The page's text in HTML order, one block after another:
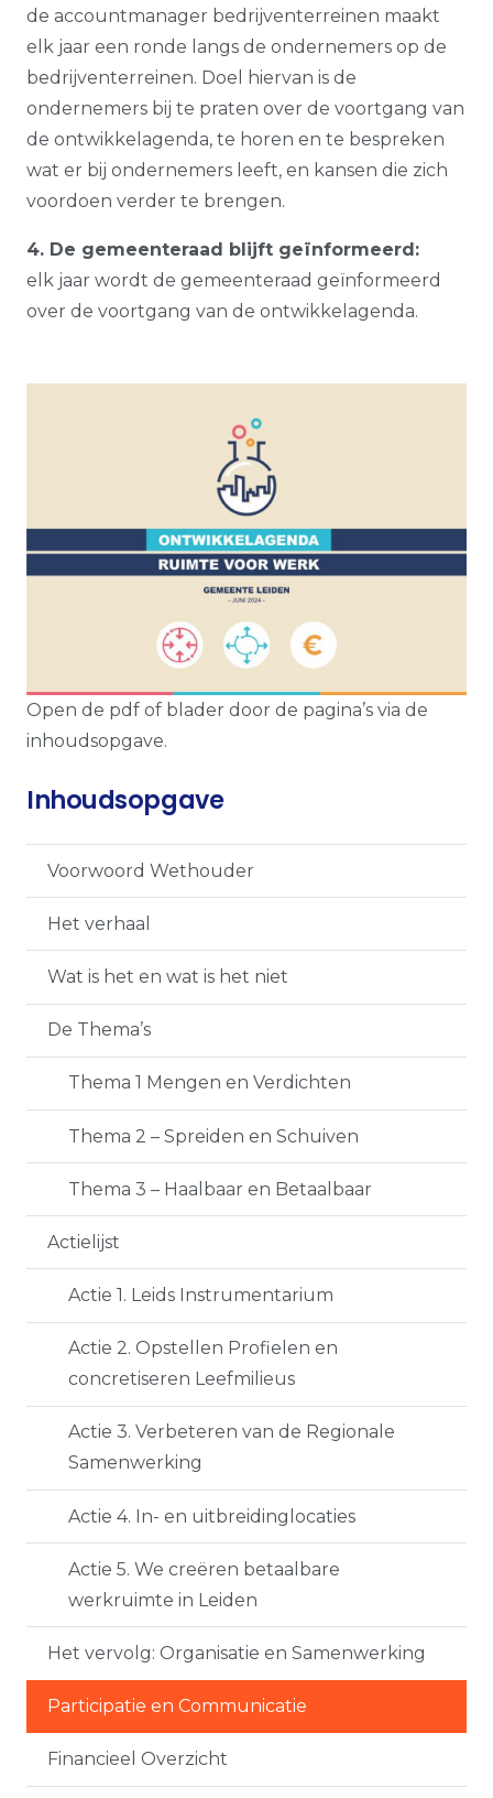
de accountmanager bedrijventerreinen maakt
elk jaar een ronde langs de ondernemers op de
bedrijventerreinen. Doel hiervan is de
ondernemers bij te praten over de voortgang van
de ontwikkelagenda, te horen en te bespreken
wat er bij ondernemers leeft, en kansen die zich
voordoen verder te brengen.
4. De gemeenteraad blijft geïnformeerd:
elk jaar wordt de gemeenteraad geïnformeerd
over de voortgang van de ontwikkelagenda.
Open de pdf of blader door de pagina’s via de
inhoudsopgave.
Inhoudsopgave
Voorwoord Wethouder
Het verhaal
Wat is het en wat is het niet
De Thema’s
Thema 1 Mengen en Verdichten
Thema 2 – Spreiden en Schuiven
Thema 3 – Haalbaar en Betaalbaar
Actielijst
Actie 1. Leids Instrumentarium
Actie 2. Opstellen Profielen en
concretiseren Leefmilieus
Actie 3. Verbeteren van de Regionale
Samenwerking
Actie 4. In- en uitbreidinglocaties
Actie 5. We creëren betaalbare
werkruimte in Leiden
Het vervolg: Organisatie en Samenwerking
Participatie en Communicatie
Financieel Overzicht